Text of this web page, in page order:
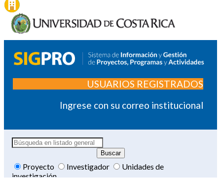
USUARIOS REGISTRADOS
Ingrese con su correo institucional
Proyecto Investigador
Unidades de
investigación